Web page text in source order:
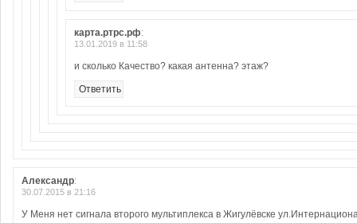
карта.ртрс.рф:
13.01.2019 в 11:58
и сколько Качество? какая антенна? этаж?
Ответить
Александр:
30.07.2015 в 21:16
У Меня нет сигнала второго мультиплекса в Жигулёвске